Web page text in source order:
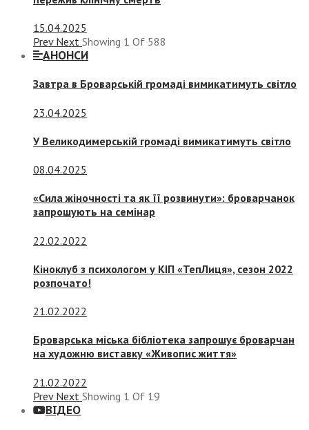
15.04.2025
Prev Next Showing 1 Of 588
АНОНСИ
Завтра в Броварській громаді вимикатимуть світло
23.04.2025
У Великодимерській громаді вимикатимуть світло
08.04.2025
«Сила жіночності та як її розвинути»: броварчанок
запрошують на семінар
22.02.2022
Кіноклуб з психологом у КІП «ТепЛиця», сезон 2022
розпочато!
21.02.2022
Броварська міська бібліотека запрошує броварчан
на художню виставку «Живопис життя»
21.02.2022
Prev Next Showing 1 Of 19
ВІДЕО